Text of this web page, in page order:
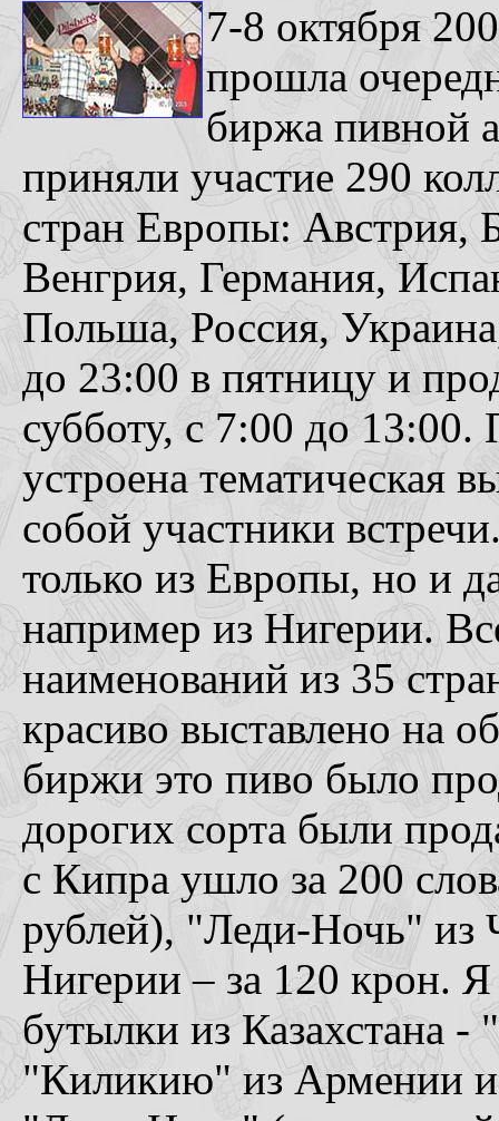
7-8 октября
прошла
биржа пивной
приняли участие 290
стран Европы: Австрия,
Венгрия, Германия,
Польша, Россия,
до 23:00 в пятницу и
субботу, с 7:00 до
устроена тематическая
собой участники
только из Европы, но и
например из Нигерии.
наименований из 35
красиво выставлено на
биржи это пиво было
дорогих сорта были
с Кипра ушло за 200
рублей), "Леди-Ночь" из
Нигерии – за 120 крон. Я
бутылки из Казахстана
"Киликию" из Армении